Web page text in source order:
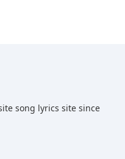
song lyrics site since